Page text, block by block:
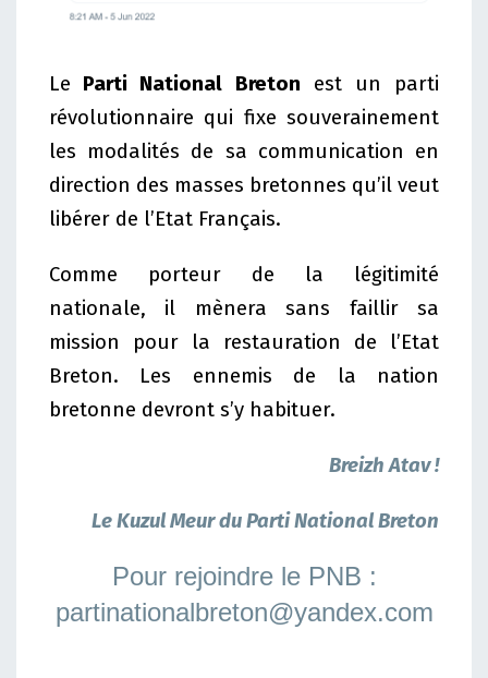
Le Parti National Breton est un parti
révolutionnaire qui fixe souverainement
les modalités de sa communication en
direction des masses bretonnes qu’il veut
libérer de l’Etat Français.
Comme porteur de la légitimité
nationale, il mènera sans faillir sa
mission pour la restauration de l’Etat
Breton. Les ennemis de la nation
bretonne devront s’y habituer.
Breizh Atav !
Le Kuzul Meur du Parti National Breton
Pour rejoindre le PNB :
partinationalbreton@yandex.com